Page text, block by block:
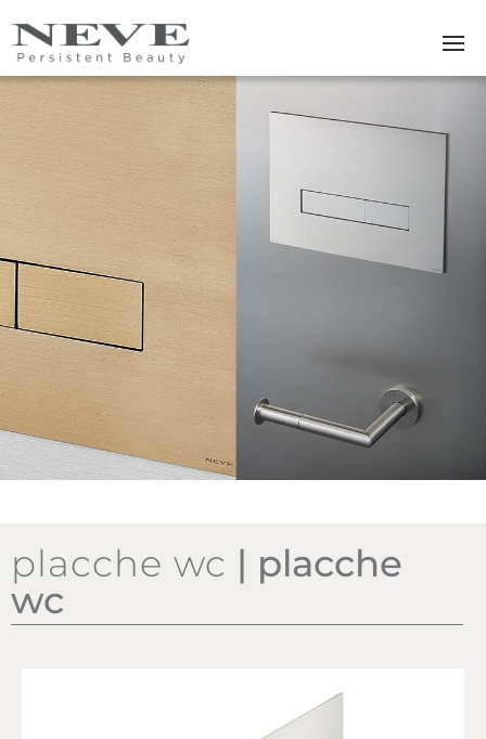
Skip to main content
placche wc | placche
wc